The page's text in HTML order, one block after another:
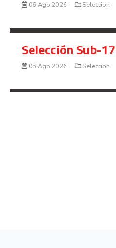
06 Ago 2026 Seleccion
Selección Sub-
05 Ago 2026 Seleccion